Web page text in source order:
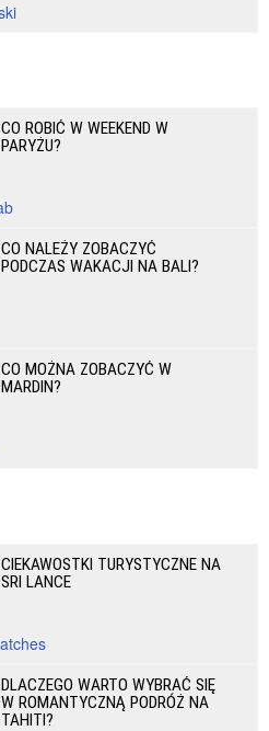
CO ROBIĆ W WEEKEND W
PARYŻU?
CO NALEŻY ZOBACZYĆ
PODCZAS WAKACJI NA BALI?
CO MOŻNA ZOBACZYĆ W
MARDIN?
CIEKAWOSTKI TURYSTYCZNE NA
SRI LANCE
DLACZEGO WARTO WYBRAĆ SIĘ
W ROMANTYCZNĄ PODRÓŻ NA
TAHITI?